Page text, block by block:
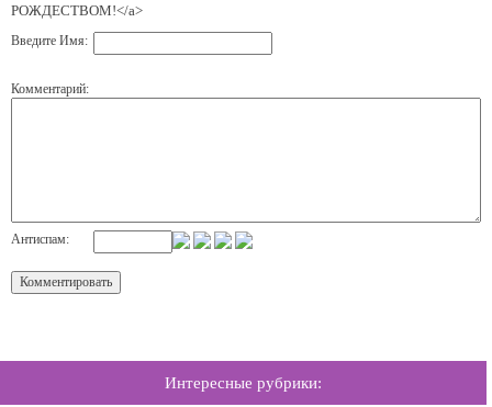
РОЖДЕСТВОМ!</a>
Введите Имя:
Комментарий:
Антиспам:
Интересные рубрики: